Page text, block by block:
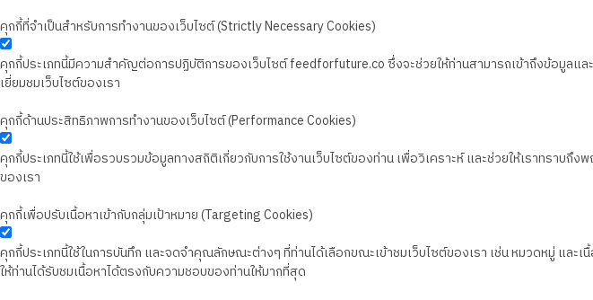
คุกกี้ที่จำเป็นสำหรับการทำงานของเว็บไซต์ (Strictly Necessary Cookies)
คุกกี้ประเภทนี้มีความสำคัญต่อการปฏิบัติการของเว็บไซต์ feedforfuture.co ซึ่งจะช่วยให้ท่านสามารถเข้าถึงข้อมูลแ
เยี่ยมชมเว็บไซต์ของเรา
คุกกี้ด้านประสิทธิภาพการทำงานของเว็บไซต์ (Performance Cookies)
คุกกี้ประเภทนี้ใช้เพื่อรวบรวมข้อมูลทางสถิติเกี่ยวกับการใช้งานเว็บไซต์ของท่าน เพื่อวิเคราะห์ และช่วยให้เราทราบ
ของเรา
คุกกี้เพื่อปรับเนื้อหาเข้ากับกลุ่มเป้าหมาย (Targeting Cookies)
คุกกี้ประเภทนี้ใช้ในการบันทึก และจดจำคุณลักษณะต่างๆ ที่ท่านได้เลือกขณะเข้าชมเว็บไซต์ของเรา เช่น หมวดหมู่ และ
ให้ท่านได้รับชมเนื้อหาได้ตรงกับความชอบของท่านให้มากที่สุด